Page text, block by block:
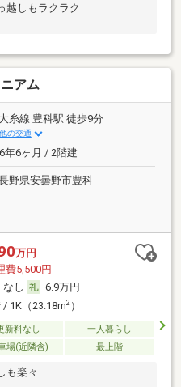
越しもラクラク
アム
大糸線 豊科駅 徒歩9分
の交通
年6ヶ月 / 2階建
野県安曇野市豊科
万円
費5,500円
なし
6.9万円
/ 1K（23.18m2）
新料なし
一人暮らし
場(近隣含) 最上階
も楽々